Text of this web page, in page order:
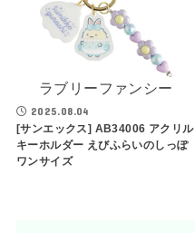
ラブリーファンシー
2025.08.04
[サンエックス] AB34006 アクリル
キーホルダー えびふらいのしっぽ
ワンサイズ